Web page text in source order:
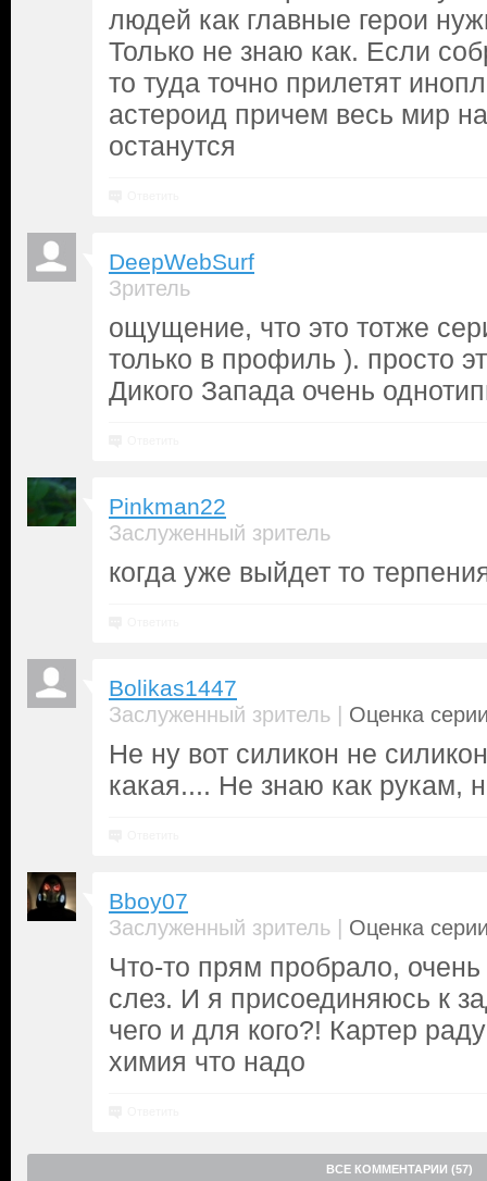
людей как главные герои
Только не знаю как. Если
то туда точно прилетят
астероид причем весь мир
останутся
DeepWebSurf
Зритель
ощущение, что это тотже
только в профиль ). просто
Дикого Запада очень
Pinkman22
Заслуженный зритель
когда уже выйдет то
Bolikas1447
Заслуженный зритель | Оценка
Не ну вот силикон не
какая.... Не знаю как рукам,
Bboy07
Заслуженный зритель | Оценка
Что-то прям пробрало,
слез. И я присоединяюсь к
чего и для кого?! Картер
химия что надо
ВСЕ КОММЕНТАРИИ (57)